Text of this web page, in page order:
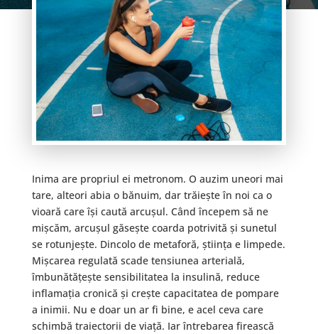
Inima are propriul ei metronom. O auzim uneori mai
tare, alteori abia o bănuim, dar trăiește în noi ca o
vioară care își caută arcușul. Când începem să ne
mișcăm, arcușul găsește coarda potrivită și sunetul
se rotunjește. Dincolo de metaforă, știința e limpede.
Mișcarea regulată scade tensiunea arterială,
îmbunătățește sensibilitatea la insulină, reduce
inflamația cronică și crește capacitatea de pompare
a inimii. Nu e doar un ar fi bine, e acel ceva care
schimbă traiectorii de viață. Iar întrebarea firească